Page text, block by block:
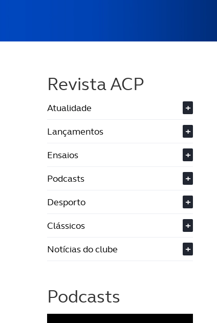
Revista ACP
Atualidade
+
Lançamentos
+
Ensaios
+
Podcasts
+
Desporto
+
Clássicos
+
Notícias do clube
+
Podcasts